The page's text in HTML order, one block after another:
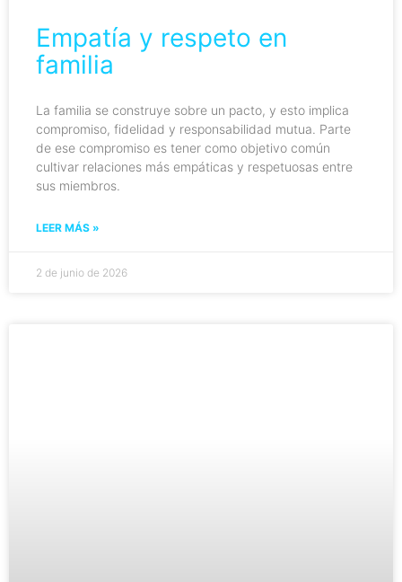
Empatía y respeto en
familia
La familia se construye sobre un pacto, y esto implica
compromiso, fidelidad y responsabilidad mutua. Parte
de ese compromiso es tener como objetivo común
cultivar relaciones más empáticas y respetuosas entre
sus miembros.
LEER MÁS »
2 de junio de 2026